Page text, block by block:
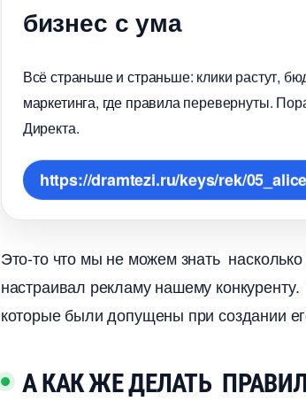
изнес с ума
сё страньше и страньше: клики растут,
маркетинга, где правила перевернуты.
Директа.
https://dramtezi.ru/keys/rek/
Это-то что мы не можем знать
настраивал рекламу нашему
которые были допущены при создании
А КАК ЖЕ ДЕЛАТЬ